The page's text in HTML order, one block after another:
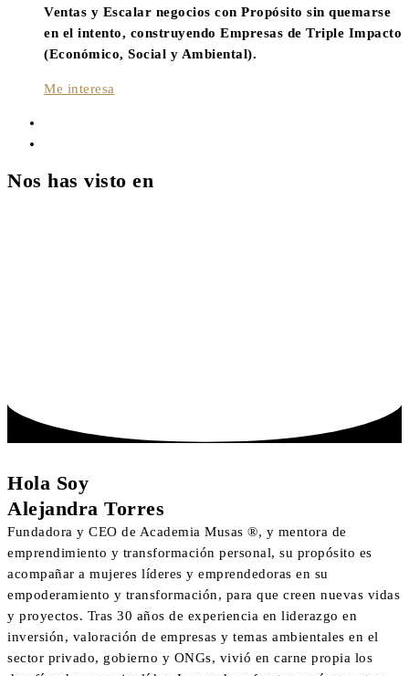
Ventas y Escalar negocios con Propósito sin quemarse
en el intento, construyendo Empresas de Triple Impacto
(Económico, Social y Ambiental).
Me interesa
Nos has visto en
Hola Soy
Alejandra Torres
Fundadora y CEO de Academia Musas ®, y mentora de
emprendimiento y transformación personal, su propósito es
acompañar a mujeres líderes y emprendedoras en su
empoderamiento y transformación, para que creen nuevas vidas
y proyectos. Tras 30 años de experiencia en liderazgo en
inversión, valoración de empresas y temas ambientales en el
sector privado, gobierno y ONGs, vivió en carne propia los